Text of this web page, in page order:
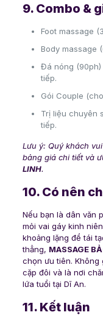
9. Combo &
Foot massage
Body massage
Đá nóng (90ph)
tiếp.
Gói Couple
Trị liệu chuyên
tiếp.
Lưu ý: Quý khách
bảng giá chi tiết và
LINH.
10. Có nên
Nếu bạn là dân văn
mỏi vai gáy kinh
khoảng lặng để tái
thẳng, MASSAGE
chọn ưu tiên.
cặp đôi và là nơi
lứa tuổi tại Dĩ An.
11. Kết luận